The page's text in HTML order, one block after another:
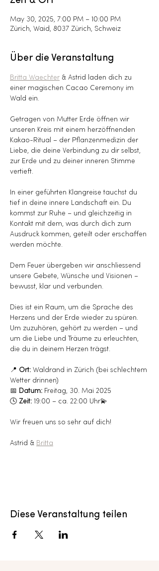
May 30, 2025, 7:00 PM – 10:00 PM
Zürich, Waid, 8037 Zürich, Schweiz
Über die Veranstaltung
Britta Waechter & Astrid laden dich zu
einer magischen Cacao Ceremony im
Wald ein.
Getragen von Mutter Erde öffnen wir
unseren Kreis mit einem herzöffnenden
Kakao-Ritual – der Pflanzenmedizin der
Liebe, die deine Verbindung zu dir selbst,
zur Erde und zu deiner inneren Stimme
vertieft.
In einer geführten Klangreise tauchst du
tief in deine innere Landschaft ein. Du
kommst zur Ruhe – und gleichzeitig in
Kontakt mit dem, was durch dich zum
Ausdruck kommen, geteilt oder erschaffen
werden möchte.
Dem Feuer übergeben wir anschliessend
unsere Gebete, Wünsche und Visionen –
bewusst, klar und verbunden.
Dies ist ein Raum, um die Sprache des
Herzens und der Erde wieder zu spüren.
Um zuzuhören, gehört zu werden – und
um die Liebe und Träume zu erleuchten,
die du in deinem Herzen trägst.
📍 Ort: Waldrand in Zürich (bei schlechtem
Wetter drinnen)
📅 Datum: Freitag, 30. Mai 2025
🕓 Zeit: 19:00 – ca. 22:00 Uhr💫
Wir freuen uns so sehr auf dich!
Astrid & Britta
Diese Veranstaltung teilen